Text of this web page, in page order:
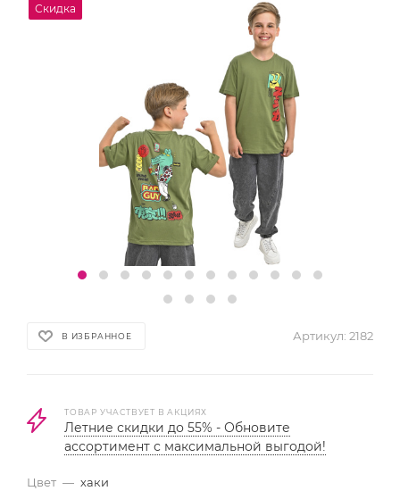
Скидка
В ИЗБРАННОЕ Артикул: 2182
ТОВАР УЧАСТВУЕТ В АКЦИЯХ
Летние скидки до 55% - Обновите
ассортимент с максимальной выгодой!
Цвет — хаки